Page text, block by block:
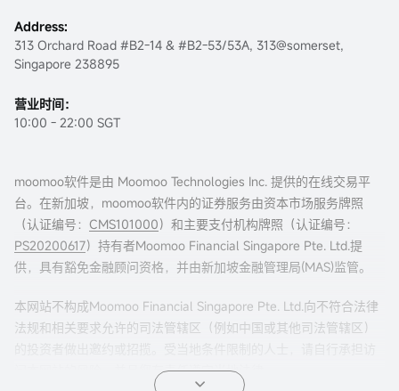
Address:
313 Orchard Road #B2-14 & #B2-53/53A, 313@somerset,
Singapore 238895
营业时间：
10:00 - 22:00 SGT
moomoo软件是由 Moomoo Technologies Inc. 提供的在线交易平
台。在新加坡，moomoo软件内的证券服务由资本市场服务牌照
（认证编号： CMS101000）和主要支付机构牌照（认证编号：
PS20200617）持有者Moomoo Financial Singapore Pte. Ltd.提
供，具有豁免金融顾问资格，并由新加坡金融管理局(MAS)监管。
本网站不构成Moomoo Financial Singapore Pte. Ltd.向不符合法律
法规和相关要求允许的司法管辖区（例如中国或其他司法管辖区）
问本网站的风险，并且您有责任遵守当地法律。